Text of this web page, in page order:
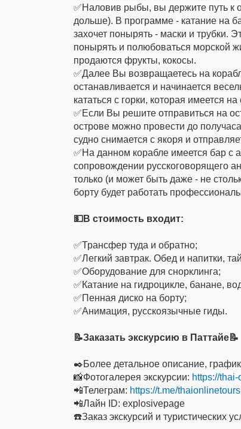
✅Наловив рыбы, вы держите путь к
дольше). В программе - катание на
захочет понырять - маски и трубки.
понырять и полюбоваться морской
продаются фрукты, кокосы.
✅Далее Вы возвращаетесь на
останавливается и начинается
кататься с горки, которая имеется на
✅Если Вы решите отправиться на
острове можно провести до
судно снимается с якоря и
✅На данном корабле имеется бар с
сопровождении русскоговорящего
только (и может быть даже - не
борту будет работать
💵В стоимость входит:
✅Трансфер туда и обратно;
✅Легкий завтрак. Обед и напитки,
✅Оборудование для снорклинга;
✅Катание на гидроцикле, банане,
✅Пенная диско на борту;
✅Анимация, русскоязычные гиды.
📝Заказать экскурсию в Паттайе📝
✒️Более детальное описание,
📸Фотогалерея экскурсии: https://
📲Телеграм: https://t.me/thaionlinetours
📲Лайн ID: explosivepage
☎️Заказ экскурсий и туристических